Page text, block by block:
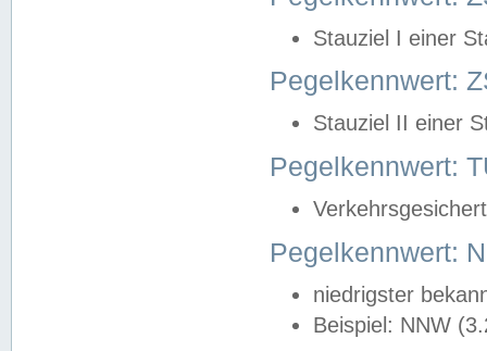
Stauziel I einer
Pegelkennwert:
Stauziel II einer
Pegelkennwert:
Pegelkennwert:
niedrigster
Beispiel: NNW